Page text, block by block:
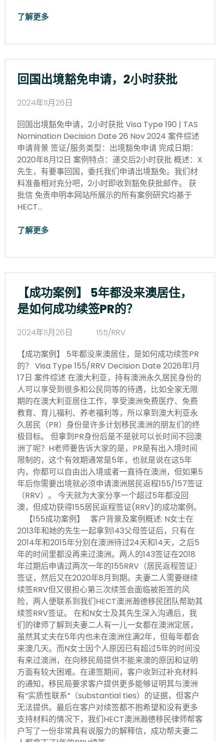
了解更多
回国出境豁免申请，2小时获批
2024年11月26日
回国出境豁免申请，2小时获批 Visa Type 190 | TAS
Nomination Decision Date 26 Nov 2024 案件综述
申请背景 签证/服务类型：出境豁免申请 完成日期：
2020年8月12日 案例特点：递交后2小时获批 概述：X
先生，有要事回国，委托我们申请出境豁免。我们材
料准备相对充分吧，2小时即收到豁免获批邮件。 获
批信 免责申明本网站所展示的所有案例研究均基于
HECT…
了解更多
【成功案例】 5年都没来澳居住，
是如何成功续签PR的？
2024年11月26日
155/RRV
【成功案例】 5年都没来澳居住，是如何成功续签PR
的？ Visa Type 155/RRV Decision Date 2026年1月
17日 案件综述 在澳大利亚，持有澳洲永久居民身份的
人可以享受到很多和公民同等的待遇，比如全家无限
期的在澳大利亚居住工作，享受澳洲免费医疗、免费
教育、育儿福利、养老福利等，所以拿到澳大利亚永
久居民（PR）身份是许多计划移民澳洲的朋友们的终
极目标。 但拿到PR身份后是不是就可以长时间不回澳
洲了呢？H老师要告诉大家的是，PR是有出入境时间
限制的，这个有效期通常是5年，也就是说在这5年
内，你都可以自由出入境或者一直待在澳洲，但如果5
年后你需要出境就必须申请澳洲居民返程155/157签证
（RRV）。 今天就为大家分享一个超过5年都没回
澳，但成功获得155居民返程签证(RRV)的成功案例。
【155成功案例】 客户背景及案例概述: N女士在
2013年和她的先生一起拿到143父母签证后，只有在
2014年和2015年分别在澳洲待过24天和14天，之后5
年的时间里都没再来过澳洲。两人的143签证在2018
年过期后申请过两次一年的155RRV（居民返程签证）
签证，然后又在2020年8月到期。夫妻二人需要继续
续签RRV但又很担心第三次续签会面临被拒签的风
险，两人便联系到我们HECT澳洲瀚德移民团队帮助其
续签RRV签证。 在和N女士及其先生深入沟通后，我
们的律师了解到夫妻二人有一儿一女都在澳洲定居，
虽然其丈夫在5年内也未在澳洲住满2年，但每年都会
来澳几天。而N女士因个人原因已有超过5年的时间没
有来过澳洲，在向移民局提供不能来澳的原因和证明
方面有较大困难。在递签期间，客户收到过补充材料
的通知，移民局要求客户提供更多能够证明其与澳洲
有“实质性联系”（substantial ties）的证据，但客户
无法提供。最后在客户对续签都不抱希望和没有更多
支持材料的情况下，我们HECT澳洲瀚德移民律师帮客
户写了一份非常具有说服力的解释信，成功帮夫妻二